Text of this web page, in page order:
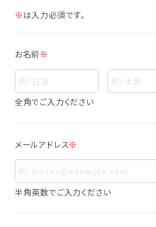
個人情報
個人情報とは、お客様個人に関する
て、当該情報を構成する氏名、住所、
す。また、その情報のみでは識別で
も、他の情報と容易に照合すること
お客様個人を識別できるものも個
れます。
個人情報の利用目的について
※は入力必須です。
お名前※
全角でご入力ください
メールアドレス※
半角英数でご入力ください